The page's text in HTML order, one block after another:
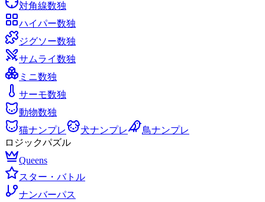
対角線数独
ハイパー数独
ジグソー数独
サムライ数独
ミニ数独
サーモ数独
動物数独
猫ナンプレ
犬ナンプレ
鳥ナンプレ
ロジックパズル
Queens
スター・バトル
ナンバーパス